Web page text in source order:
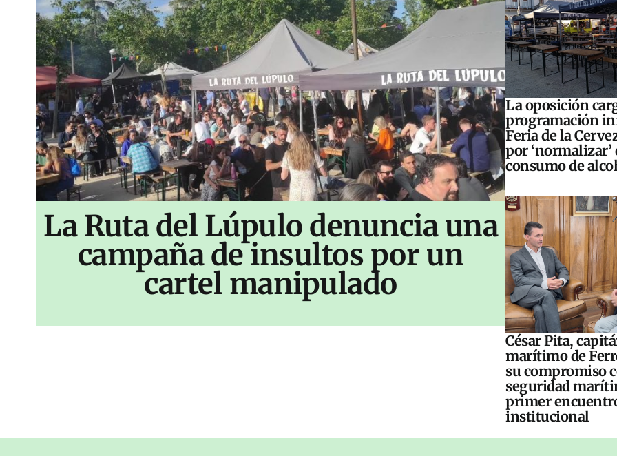
La Ruta del Lúpulo denuncia una
campaña de insultos por un
cartel manipulado
La oposición
programación
Feria de la
por ‘normalizar’
consumo de
César Pita,
marítimo de
su compromiso
seguridad
primer
institucional